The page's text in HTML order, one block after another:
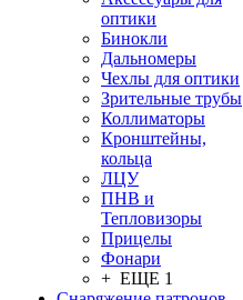
оптики
Бинокли
Дальномеры
Чехлы для оптики
Зрительные трубы
Коллиматоры
Кронштейны,
кольца
ЛЦУ
ПНВ и
Тепловизоры
Прицелы
Фонари
+ ЕЩЕ 1